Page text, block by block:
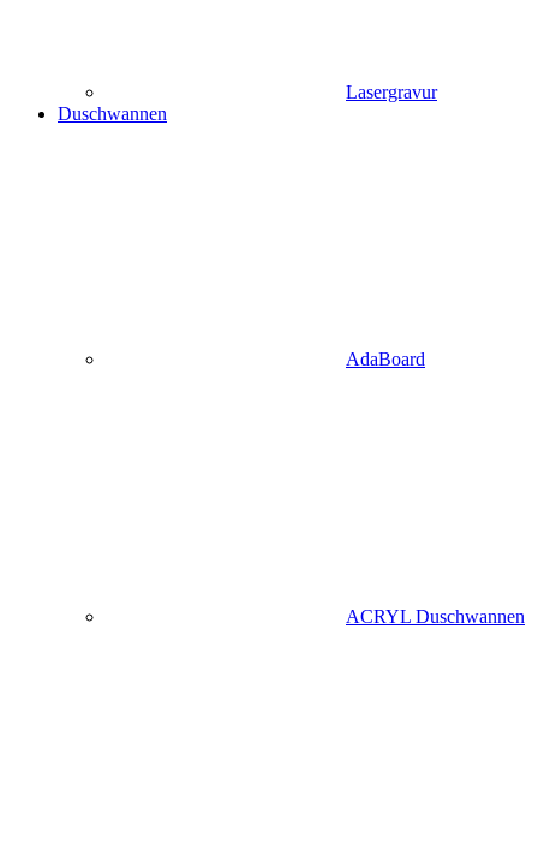
Lasergravur
Duschwannen
AdaBoard
ACRYL Duschwannen